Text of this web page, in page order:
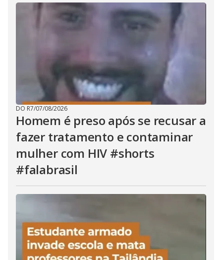
DO R7/07/08/2026
Homem é preso após se recusar a
fazer tratamento e contaminar
mulher com HIV #shorts
#falabrasil